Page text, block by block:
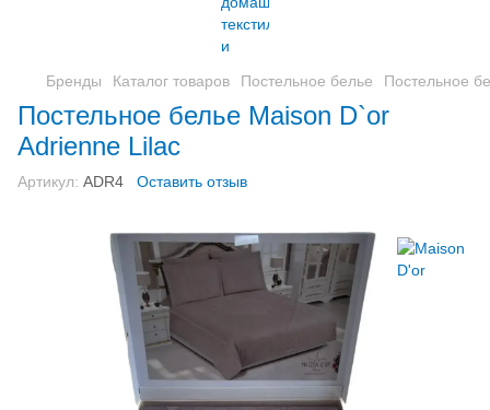
Бренды Каталог товаров Постельное белье Постельное
Постельное белье Maison D`or
Adrienne Lilac
Артикул: ADR4 Оставить отзыв